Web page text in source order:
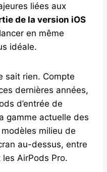
liées aux
de la version iOS
en même
idéale.
sait rien. Compte
dernières années,
d’entrée de
gamme actuelle des
milieu de
au-dessus, entre
AirPods Pro.